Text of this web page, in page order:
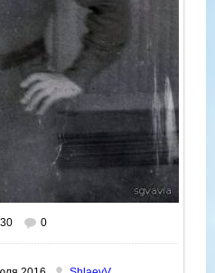
535x800
0